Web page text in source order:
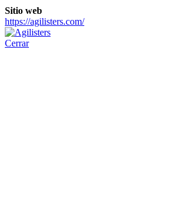
Sitio web
https://agilisters.com/
Cerrar